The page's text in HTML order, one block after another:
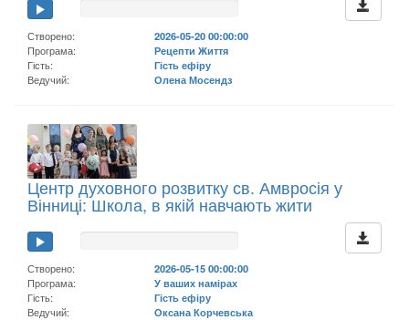
Створено:
2026-05-20 00:00:00
Програма:
Рецепти Життя
Гість:
Гість ефіру
Ведучий:
Олена Мосендз
Центр духовного розвитку св. Амвросія у
Вінниці: Школа, в якій навчають жити
Створено:
2026-05-15 00:00:00
Програма:
У ваших намірах
Гість:
Гість ефіру
Ведучий:
Оксана Корчевська